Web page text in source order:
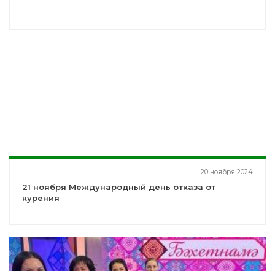
20 ноября 2024
21 ноября Международный день отказа от
курения